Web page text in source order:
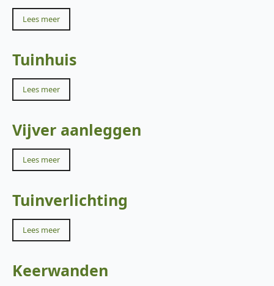
Lees meer
Tuinhuis
Lees meer
Vijver aanleggen
Lees meer
Tuinverlichting
Lees meer
Keerwanden